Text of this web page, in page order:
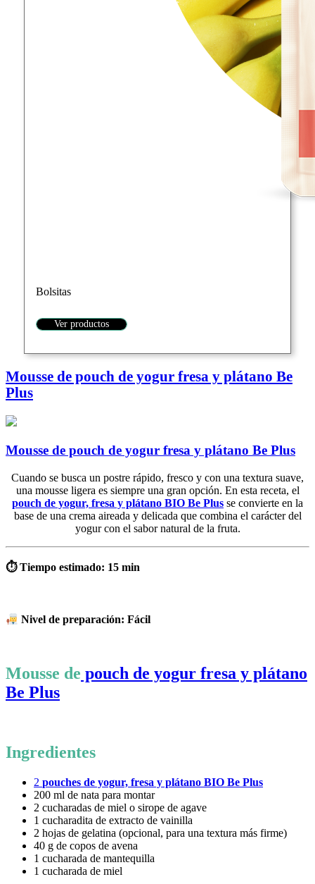
Bolsitas
Ver productos
Mousse de pouch de yogur fresa y plátano Be
Plus
Mousse de pouch de yogur fresa y plátano Be Plus
Cuando se busca un postre rápido, fresco y con una textura suave,
una mousse ligera es siempre una gran opción. En esta receta, el
pouch de yogur, fresa y plátano BIO Be Plus se convierte en la
base de una crema aireada y delicada que combina el carácter del
yogur con el sabor natural de la fruta.
⏱ Tiempo estimado: 15 min
Nivel de preparación: Fácil
Mousse de pouch de yogur fresa y plátano
Be Plus
Ingredientes
2 pouches de yogur, fresa y plátano BIO Be Plus
200 ml de nata para montar
2 cucharadas de miel o sirope de agave
1 cucharadita de extracto de vainilla
2 hojas de gelatina (opcional, para una textura más firme)
40 g de copos de avena
1 cucharada de mantequilla
1 cucharada de miel